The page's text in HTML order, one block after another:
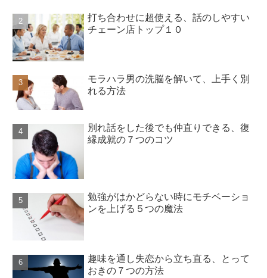
打ち合わせに超使える、話のしやすい
チェーン店トップ１０
モラハラ男の洗脳を解いて、上手く別
れる方法
別れ話をした後でも仲直りできる、復
縁成就の７つのコツ
勉強がはかどらない時にモチベーショ
ンを上げる５つの魔法
趣味を通し失恋から立ち直る、とって
おきの７つの方法